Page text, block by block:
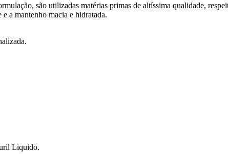
são utilizadas matérias primas de altíssima qualidade,
a mantenho macia e hidratada.
Liquido.